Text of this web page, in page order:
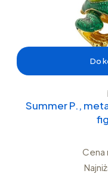
Do
Summer P.,
Cena